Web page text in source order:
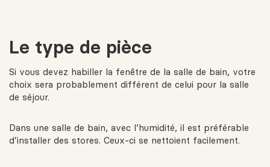
Le type de pièce
Si vous devez habiller la fenêtre de la salle de bain, votre
choix sera probablement différent de celui pour la salle
de séjour.
Dans une salle de bain, avec l’humidité, il est préférable
d’installer des stores. Ceux-ci se nettoient facilement.